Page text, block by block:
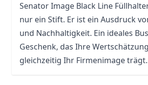
Senator Image Black Line
nur ein Stift. Er ist ein Ausdruck
und Nachhaltigkeit. Ein ideales
Geschenk, das Ihre
gleichzeitig Ihr Firmenimage trägt.